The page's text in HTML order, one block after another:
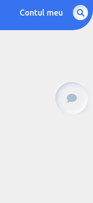
Contul meu